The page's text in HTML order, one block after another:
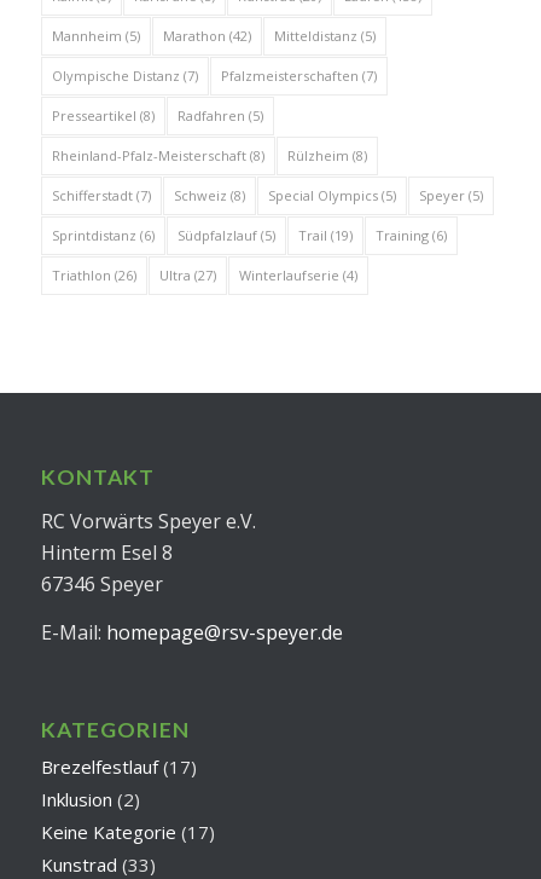
Mannheim (5) Marathon (42) Mitteldistanz (5)
Olympische Distanz (7) Pfalzmeisterschaften (7)
Presseartikel (8) Radfahren (5)
Rheinland-Pfalz-Meisterschaft(8) Rülzheim (8)
Schifferstadt(7) Schweiz (8) Special Olympics(5) Speyer(5)
Sprintdistanz (6) Südpfalzlauf(5) Trail (19) Training(6)
Triathlon (26) Ultra (27) Winterlaufserie (4)
KONTAKT
RC Vorwärts Speyer e.V.
Hinterm Esel 8
67346 Speyer
E-Mail: homepage@rsv-speyer.de
KATEGORIEN
Brezelfestlauf(17)
Inklusion (2)
Keine Kategorie (17)
Kunstrad (33)